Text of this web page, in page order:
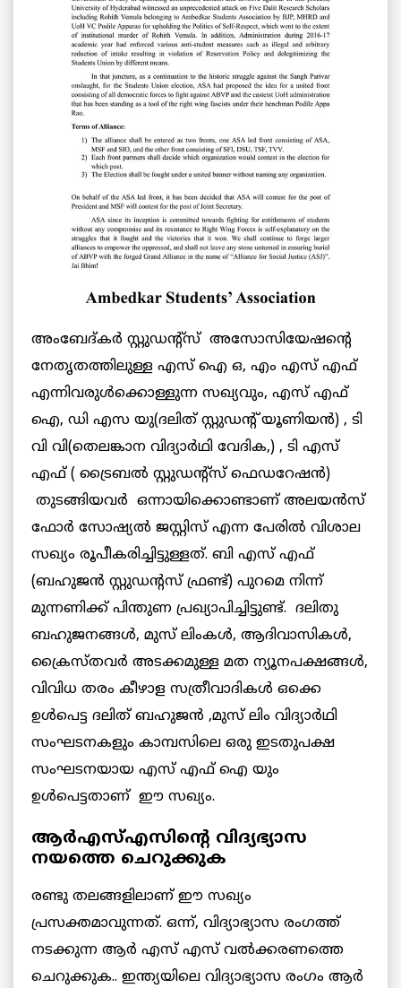
അംബേദ്കർ സ്റ്റുഡന്റ്‌സ് അസോസിയേഷന്റെ
നേതൃതത്തിലുള്ള എസ് ഐ ഒ, എം എസ് എഫ്
എന്നിവരുൾക്കൊള്ളുന്ന സഖ്യവും, എസ് എഫ്
ഐ, ഡി എസ യു(ദലിത് സ്റ്റുഡന്റ് യൂണിയൻ) , ടി
വി വി(തെലങ്കാന വിദ്യാർഥി വേദിക,) , ടി എസ്
എഫ് ( ട്രൈബൽ സ്റ്റുഡന്റ്‌സ് ഫെഡറേഷൻ)
തുടങ്ങിയവർ ഒന്നായിക്കൊണ്ടാണ് അലയൻസ്
ഫോർ സോഷ്യൽ ജസ്റ്റിസ് എന്ന പേരിൽ വിശാല
സഖ്യം രൂപീകരിച്ചിട്ടുള്ളത്. ബി എസ് എഫ്
(ബഹുജൻ സ്റ്റുഡന്റസ് ഫ്രണ്ട്) പുറമെ നിന്ന്
മുന്നണിക്ക് പിന്തുണ പ്രഖ്യാപിച്ചിട്ടുണ്ട്. ദലിതു
ബഹുജനങ്ങൾ, മുസ് ലിംകൾ, ആദിവാസികൾ,
ക്രൈസ്തവർ അടക്കമുള്ള മത ന്യൂനപക്ഷങ്ങൾ,
വിവിധ തരം കീഴാള സത്രീവാദികൾ ഒക്കെ
ഉൾപെട്ട ദലിത് ബഹുജൻ ,മുസ് ലിം വിദ്യാർഥി
സംഘടനകളും കാമ്പസിലെ ഒരു ഇടതുപക്ഷ
സംഘടനയായ എസ് എഫ് ഐ യും
ഉൾപെട്ടതാണ് ഈ സഖ്യം.
ആർഎസ്എസിന്റെ വിദ്യഭ്യാസ
നയത്തെ ചെറുക്കുക
രണ്ടു തലങ്ങളിലാണ് ഈ സഖ്യം
പ്രസക്തമാവുന്നത്. ഒന്ന്, വിദ്യാഭ്യാസ രംഗത്ത്
നടക്കുന്ന ആർ എസ് എസ് വൽക്കരണത്തെ
ചെറുക്കുക.. ഇന്ത്യയിലെ വിദ്യാഭ്യാസ രംഗം ആർ